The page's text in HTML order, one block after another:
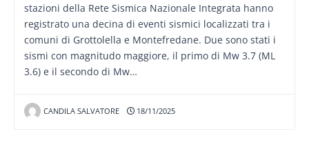
stazioni della Rete Sismica Nazionale Integrata hanno
registrato una decina di eventi sismici localizzati tra i
comuni di Grottolella e Montefredane. Due sono stati i
sismi con magnitudo maggiore, il primo di Mw 3.7 (ML
3.6) e il secondo di Mw…
CANDILA SALVATORE 18/11/2025